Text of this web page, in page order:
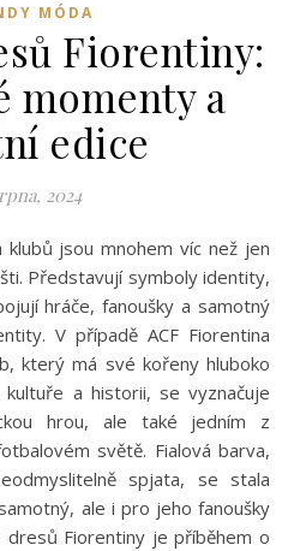
MÓDA
Fiorentiny:
momenty a
edice
2024
Představují symboly identity,
hráče, fanoušky a samotný
V případě ACF Fiorentina
který má své kořeny hluboko
a historii, se vyznačuje
hrou, ale také jedním z
světě. Fialová barva,
spjata, se stala
ale i pro jeho fanoušky
Fiorentiny je příběhem o